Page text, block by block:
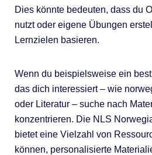
Dies könnte bedeuten, dass du
nutzt oder eigene Übungen
Lernzielen basieren.
Wenn du beispielsweise ein
das dich interessiert – wie
oder Literatur – suche nach
konzentrieren. Die NLS
bietet eine Vielzahl von
können, personalisierte